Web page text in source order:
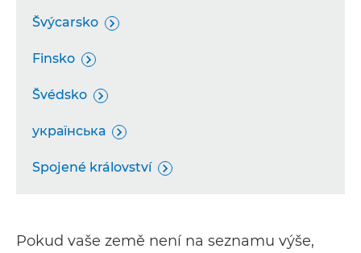
Švýcarsko 
Finsko 
Švédsko 
українська 
Spojené království 
Pokud vaše země není na seznamu výše,